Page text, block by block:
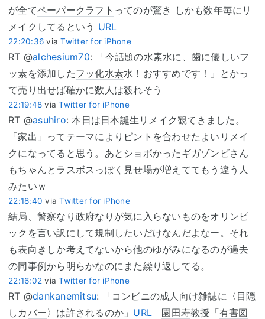
が全てペーパークラフト ってのが驚き しかも数年毎にリ
メイクしてるという URL
22:20:36 viaTwitter for iPhone
RT @alchesium70: 「今話題の水素水に、歯に優しいフ
ッ素を添加したフッ化水素水！おすすめです！」とかっ
て売り出せば確かに数人は殺れそう
22:19:48 viaTwitter for iPhone
RT @asuhiro: 本日は日本誕生リメイク観てきました。
「家出」ってテーマによりピントを合わせたよいリメイ
クになってると思う。あとショボかったギガゾンビさん
もちゃんとラスボスっぽく見せ場が増えててもう違う人
みたいｗ
22:18:40 viaTwitter for iPhone
結局、警察なり政府なりが気に入らないものをオリンピ
ックを言い訳にして規制したいだけなんだよなー。それ
も表向きしか考えてないから他のゆがみになるのが過去
の同事例から明らかなのにまた繰り返してる。
22:16:02 viaTwitter for iPhone
RT @dankanemitsu: 「コンビニの成人向け雑誌に〈目隠
しカバー〉は許されるのか」 URL 園田寿教授「有害図